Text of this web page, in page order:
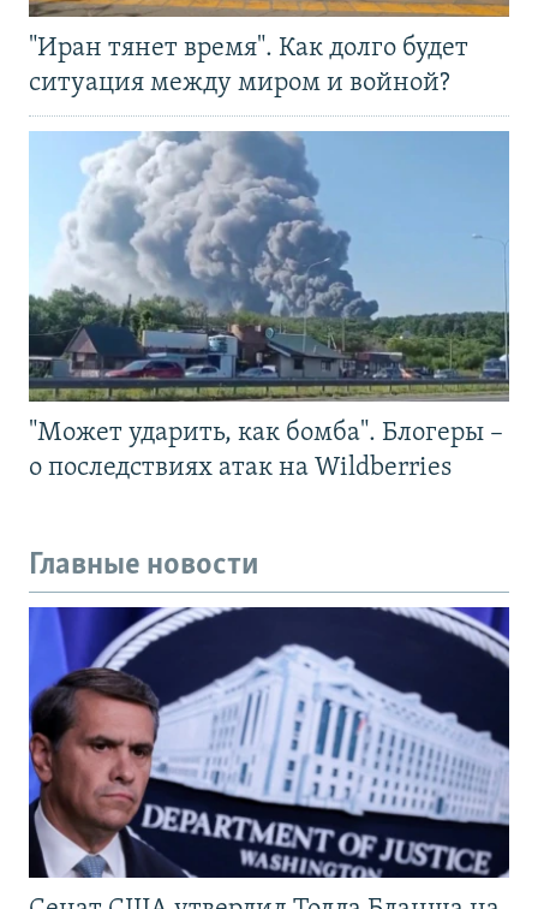
"Иран тянет время". Как долго будет
ситуация между миром и войной?
"Может ударить, как бомба". Блогеры –
о последствиях атак на Wildberries
Главные новости